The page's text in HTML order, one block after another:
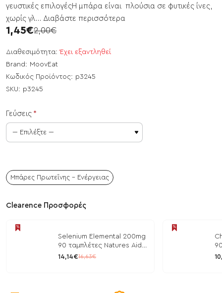
Διαθεσιμότητα: Έχει εξαντληθεί
Brand: MoovEat
Κωδικός Προϊόντος: p3245
SKU: p3245
1,45€2,00€
Γεύσεις
γευστικές επιλογέςΗ μπάρα είναι πλούσια σε φυτικές ίνες,
χωρίς γλ... Διαβάστε περισσότερα
Μπάρες Πρωτεΐνης - Ενέργειας
Clearence Προσφορές
Selenium Elemental 200mg
90 ταμπλέτες Natures Aid
/ Μέταλλα
14,14€16,63€
/